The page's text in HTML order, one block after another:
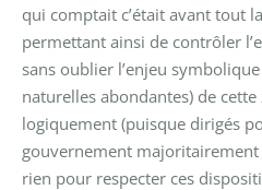
qui comptait c’était avant tout
permettant ainsi de contrôler
sans oublier l’enjeu
naturelles abondantes) de
logiquement (puisque dirigés
gouvernement
rien pour respecter ces